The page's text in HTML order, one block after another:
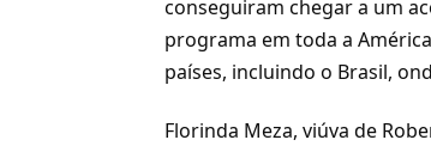
conseguiram chegar a um
programa em toda a
países, incluindo o Brasil,
Florinda Meza, viúva de